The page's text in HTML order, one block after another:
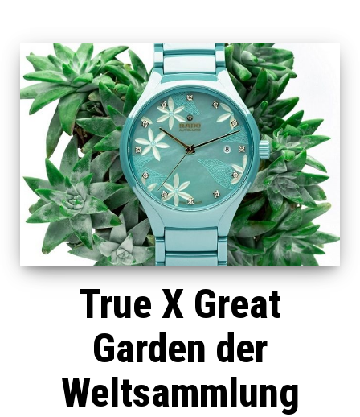
True X Great
Garden der
Weltsammlung